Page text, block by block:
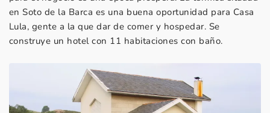
en Soto de la Barca es una buena oportunidad para Casa
Lula, gente a la que dar de comer y hospedar. Se
construye un hotel con 11 habitaciones con baño.